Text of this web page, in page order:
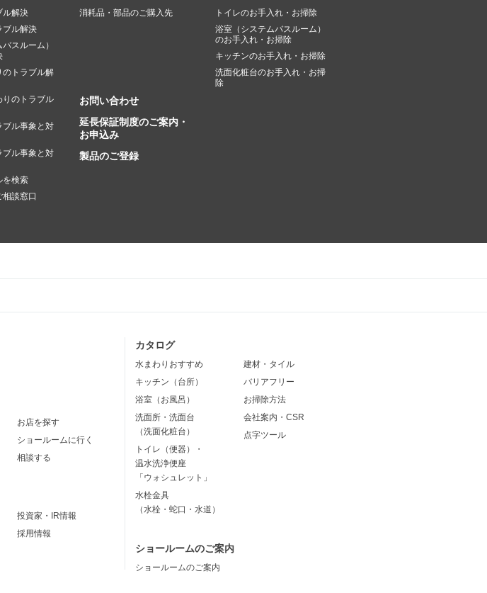
ル解決
ブル解決
スルーム）
のトラブル解
りのトラブル
ブル事象と対
ブル事象と対
を検索
談窓口
消耗品・部品のご購入先
トイレのお手入れ・お掃除
浴室（システムバスルーム）
のお手入れ・お掃除
キッチンのお手入れ・お掃除
洗面化粧台のお手入れ・お掃
除
お問い合わせ
延長保証制度のご案内・
お申込み
製品のご登録
お店を探す
ショールームに行く
相談する
投資家・IR情報
採用情報
カタログ
水まわりおすすめ
キッチン（台所）
浴室（お風呂）
洗面所・洗面台
（洗面化粧台）
トイレ（便器）・
温水洗浄便座
「ウォシュレット」
水栓金具
（水栓・蛇口・水道）
建材・タイル
バリアフリー
お掃除方法
会社案内・CSR
点字ツール
ショールームのご案内
ショールームのご案内